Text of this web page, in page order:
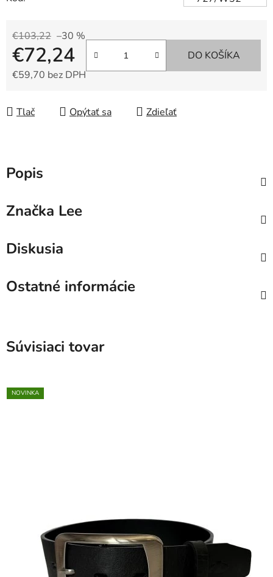
€103,22 –30 %
€72,24
€59,70 bez DPH
DO KOŠÍKA
Tlač Opýtať sa Zdieľať
Popis
Značka Lee
Diskusia
Ostatné informácie
Súvisiaci tovar
NOVINKA